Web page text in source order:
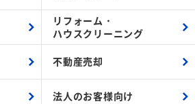
リフォーム・
ハウスクリーニング
不動産売却
法人のお客様向け